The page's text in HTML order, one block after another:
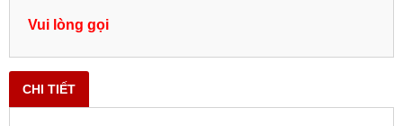
Vui lòng gọi
CHI TIẾT